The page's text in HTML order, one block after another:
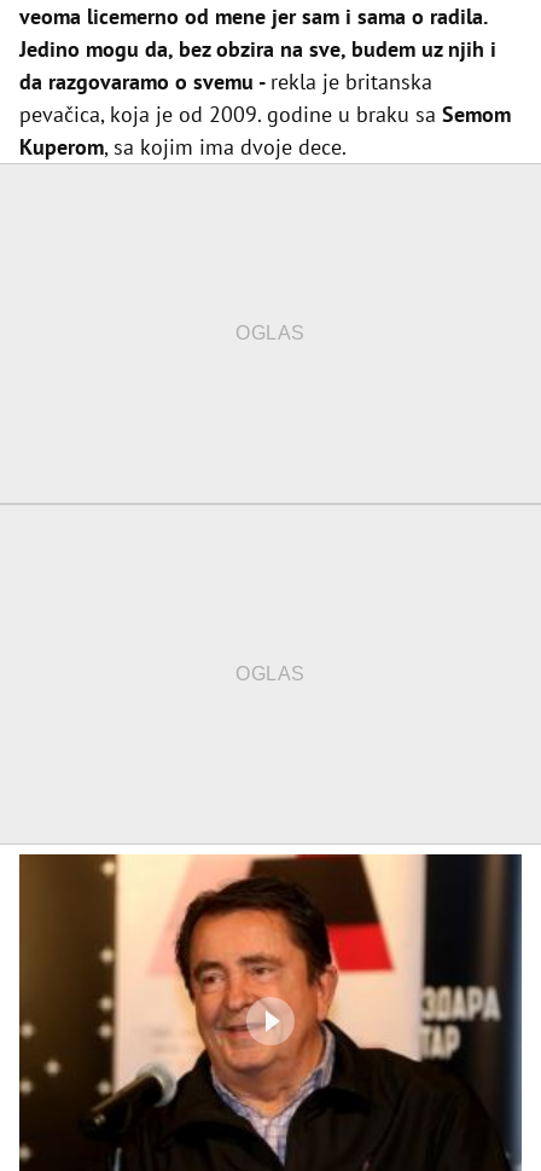
veoma licemerno od mene jer sam i sama o radila.
Jedino mogu da, bez obzira na sve, budem uz njih i
da razgovaramo o svemu - rekla je britanska
pevačica, koja je od 2009. godine u braku sa Semom
Kuperom, sa kojim ima dvoje dece.